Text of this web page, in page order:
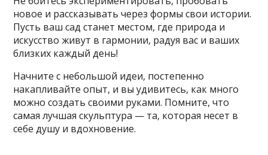
новое и рассказывать через формы свои истории.
Пусть ваш сад станет местом, где природа и
искусство живут в гармонии, радуя вас и ваших
близких каждый день!
Начните с небольшой идеи, постепенно
накапливайте опыт, и вы удивитесь, как много
можно создать своими руками. Помните, что
самая лучшая скульптура — та, которая несет в
себе душу и вдохновение.